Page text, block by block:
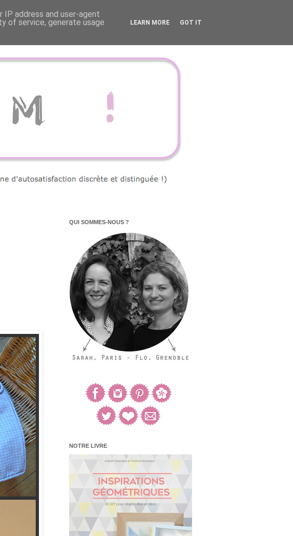
QUI SOMMES-NOUS ?
NOTRE LIVRE
address and user-agent
of service, generate usage
LEARN MORE GOT IT